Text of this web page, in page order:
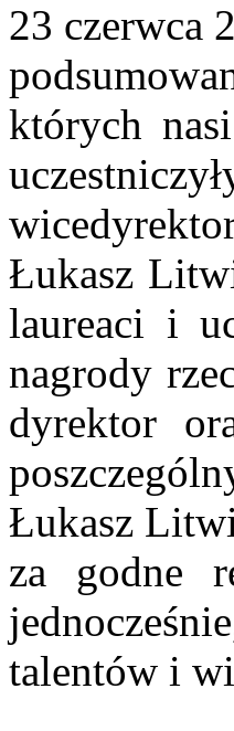
23 czerwca
których
Łukasz
laureaci i
nagrody
dyrektor
Łukasz
za godne
talentów i